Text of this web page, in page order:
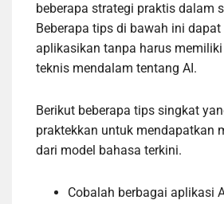
beberapa strategi praktis dalam
Beberapa tips di bawah ini dapat
aplikasikan tanpa harus
teknis mendalam tentang AI.
Berikut beberapa tips singkat
praktekkan untuk mendapatkan
dari model bahasa terkini.
Cobalah berbagai aplikasi